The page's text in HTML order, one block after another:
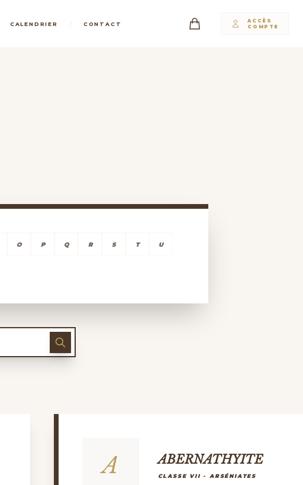
CALENDRIER / CONTACT
ACCÈS
COMPTE
O P Q R S T U
A ABERNATHYITE
CLASSE VII - ARSÉNIATES